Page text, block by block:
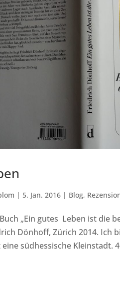
| 5. Jan. 2016 | Blog,
„Ein gutes Leben ist die
Dönhoff, Zürich 2014. Ich
südhessische Kleinstadt.